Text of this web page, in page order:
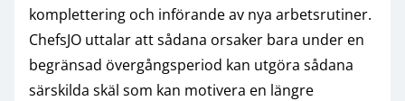
komplettering och införande av nya arbetsrutiner.
ChefsJO uttalar att sådana orsaker bara under en
begränsad övergångsperiod kan utgöra sådana
särskilda skäl som kan motivera en längre